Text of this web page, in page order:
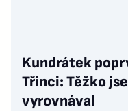
Kundrátek
Třinci: Těžko
vyrovnával